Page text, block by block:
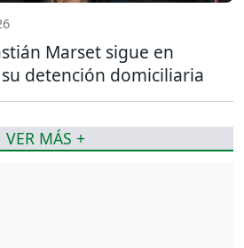
Marset sigue en
detención domiciliaria
VER MÁS +